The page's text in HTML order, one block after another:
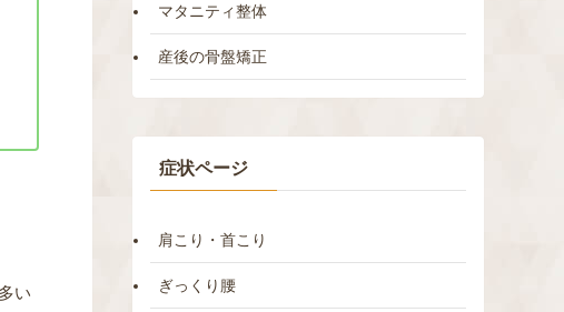
い
マタニティ整体
産後の骨盤矯正
症状ページ
肩こり・首こり
ぎっくり腰